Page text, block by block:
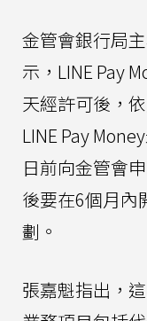
金管會銀行局
示，LINE Pay
天經許可後，
LINE Pay
日前向金管會
後要在6個月內
劃。
張嘉魁指出，